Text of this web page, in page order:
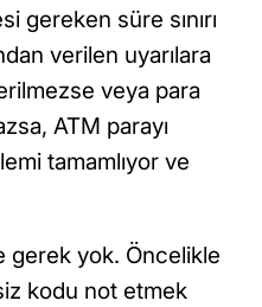
gereken süre sınırı
verilen uyarılara
veya para
ATM parayı
tamamlıyor ve
gerek yok. Öncelikle
kodu not etmek